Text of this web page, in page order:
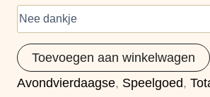
Toevoegen aan winkelwagen
Avondvierdaagse, Speelgoed,